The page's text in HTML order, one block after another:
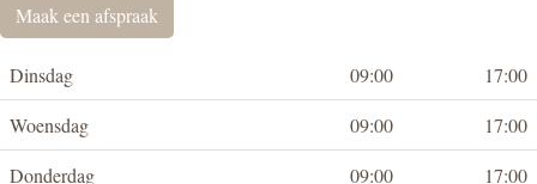
Maak een afspraak
Dinsdag 09:00
17:00
Woensdag
09:00
17:00
Donderdag
09:00
17:00